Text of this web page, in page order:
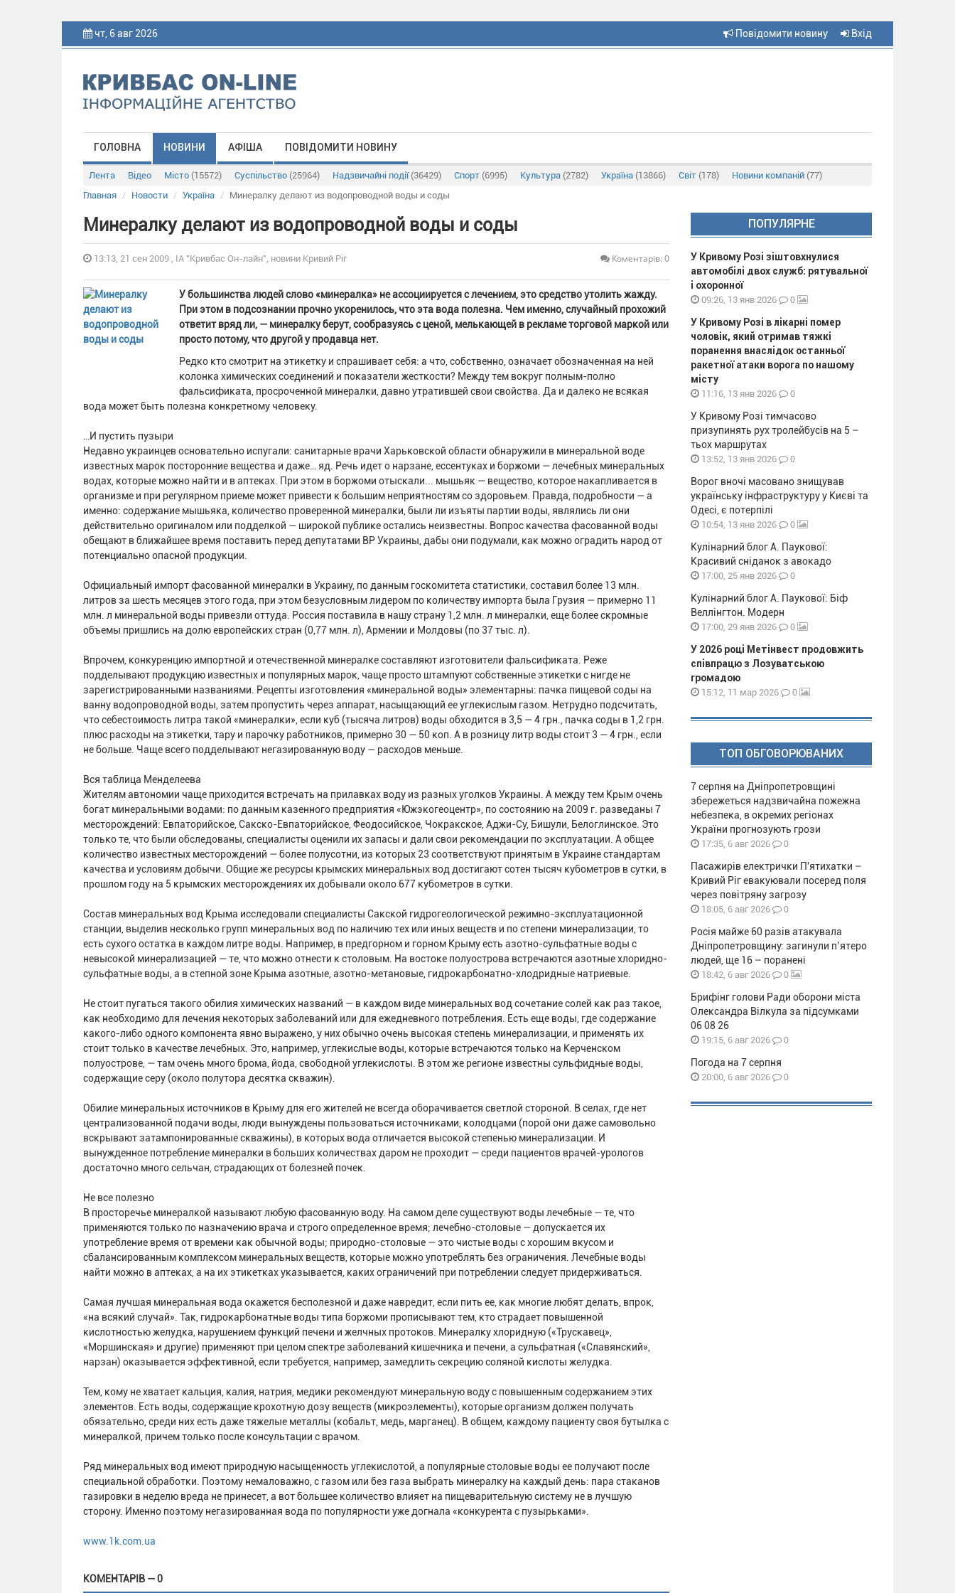
чт, 6 авг 2026 Повідомити новину Вхід
ГОЛОВНА НОВИНИ АФІША ПОВІДОМИТИ НОВИНУ
Лента Відео Місто (15572) Суспільство (25964) Надзвичайні події (36429) Спорт (6995) Культура (2782) Україна (13866) Світ (178) Новини компаній (77)
Главная
Новости Україна Минералку делают из водопроводной воды и соды
Минералку делают из водопроводной воды и соды
13:13, 21 сен 2009 , ІА "Кривбас Он-лайн", новини Кривий Ріг Коментарів: 0
У большинства людей слово «минералка» не ассоциируется с лечением, это средство утолить жажду.
При этом в подсознании прочно укоренилось, что эта вода полезна. Чем именно, случайный прохожий
ответит вряд ли, — минералку берут, сообразуясь с ценой, мелькающей в рекламе торговой маркой или
просто потому, что другой у продавца нет.
Редко кто смотрит на этикетку и спрашивает себя: а что, собственно, означает обозначенная на ней
колонка химических соединений и показатели жесткости? Между тем вокруг полным-полно
фальсификата, просроченной минералки, давно утратившей свои свойства. Да и далеко не всякая
вода может быть полезна конкретному человеку.
…И пустить пузыри
Недавно украинцев основательно испугали: санитарные врачи Харьковской области обнаружили в минеральной воде
известных марок посторонние вещества и даже… яд. Речь идет о нарзане, ессентуках и боржоми — лечебных минеральных
водах, которые можно найти и в аптеках. При этом в боржоми отыскали... мышьяк — вещество, которое накапливается в
организме и при регулярном приеме может привести к большим неприятностям со здоровьем. Правда, подробности — а
именно: содержание мышьяка, количество проверенной минералки, были ли изъяты партии воды, являлись ли они
действительно оригиналом или подделкой — широкой публике остались неизвестны. Вопрос качества фасованной воды
обещают в ближайшее время поставить перед депутатами ВР Украины, дабы они подумали, как можно оградить народ от
потенциально опасной продукции.
Официальный импорт фасованной минералки в Украину, по данным госкомитета статистики, составил более 13 млн.
литров за шесть месяцев этого года, при этом безусловным лидером по количеству импорта была Грузия — примерно 11
млн. л минеральной воды привезли оттуда. Россия поставила в нашу страну 1,2 млн. л минералки, еще более скромные
объемы пришлись на долю европейских стран (0,77 млн. л), Армении и Молдовы (по 37 тыс. л).
Впрочем, конкуренцию импортной и отечественной минералке составляют изготовители фальсификата. Реже
подделывают продукцию известных и популярных марок, чаще просто штампуют собственные этикетки с нигде не
зарегистрированными названиями. Рецепты изготовления «минеральной воды» элементарны: пачка пищевой соды на
ванну водопроводной воды, затем пропустить через аппарат, насыщающий ее углекислым газом. Нетрудно подсчитать,
что себестоимость литра такой «минералки», если куб (тысяча литров) воды обходится в 3,5 — 4 грн., пачка соды в 1,2 грн.
плюс расходы на этикетки, тару и парочку работников, примерно 30 — 50 коп. А в розницу литр воды стоит 3 — 4 грн., если
не больше. Чаще всего подделывают негазированную воду — расходов меньше.
Вся таблица Менделеева
Жителям автономии чаще приходится встречать на прилавках воду из разных уголков Украины. А между тем Крым очень
богат минеральными водами: по данным казенного предприятия «Южэкогеоцентр», по состоянию на 2009 г. разведаны 7
месторождений: Евпаторийское, Сакско-Евпаторийское, Феодосийское, Чокракское, Аджи-Су, Бишули, Белоглинское. Это
только те, что были обследованы, специалисты оценили их запасы и дали свои рекомендации по эксплуатации. А общее
количество известных месторождений — более полусотни, из которых 23 соответствуют принятым в Украине стандартам
качества и условиям добычи. Общие же ресурсы крымских минеральных вод достигают сотен тысяч кубометров в сутки, в
прошлом году на 5 крымских месторождениях их добывали около 677 кубометров в сутки.
Состав минеральных вод Крыма исследовали специалисты Сакской гидрогеологической режимно-эксплуатационной
станции, выделив несколько групп минеральных вод по наличию тех или иных веществ и по степени минерализации, то
есть сухого остатка в каждом литре воды. Например, в предгорном и горном Крыму есть азотно-сульфатные воды с
невысокой минерализацией — те, что можно отнести к столовым. На востоке полуострова встречаются азотные хлоридно-
сульфатные воды, а в степной зоне Крыма азотные, азотно-метановые, гидрокарбонатно-хлодридные натриевые.
Не стоит пугаться такого обилия химических названий — в каждом виде минеральных вод сочетание солей как раз такое,
как необходимо для лечения некоторых заболеваний или для ежедневного потребления. Есть еще воды, где содержание
какого-либо одного компонента явно выражено, у них обычно очень высокая степень минерализации, и применять их
стоит только в качестве лечебных. Это, например, углекислые воды, которые встречаются только на Керченском
полуострове, — там очень много брома, йода, свободной углекислоты. В этом же регионе известны сульфидные воды,
содержащие серу (около полутора десятка скважин).
Обилие минеральных источников в Крыму для его жителей не всегда оборачивается светлой стороной. В селах, где нет
централизованной подачи воды, люди вынуждены пользоваться источниками, колодцами (порой они даже самовольно
вскрывают затампонированные скважины), в которых вода отличается высокой степенью минерализации. И
вынужденное потребление минералки в больших количествах даром не проходит — среди пациентов врачей-урологов
достаточно много сельчан, страдающих от болезней почек.
Не все полезно
В просторечье минералкой называют любую фасованную воду. На самом деле существуют воды лечебные — те, что
применяются только по назначению врача и строго определенное время; лечебно-столовые — допускается их
употребление время от времени как обычной воды; природно-столовые — это чистые воды с хорошим вкусом и
сбалансированным комплексом минеральных веществ, которые можно употреблять без ограничения. Лечебные воды
найти можно в аптеках, а на их этикетках указывается, каких ограничений при потреблении следует придерживаться.
Самая лучшая минеральная вода окажется бесполезной и даже навредит, если пить ее, как многие любят делать, впрок,
«на всякий случай». Так, гидрокарбонатные воды типа боржоми прописывают тем, кто страдает повышенной
кислотностью желудка, нарушением функций печени и желчных протоков. Минералку хлоридную («Трускавец»,
«Моршинская» и другие) применяют при целом спектре заболеваний кишечника и печени, а сульфатная («Славянский»,
нарзан) оказывается эффективной, если требуется, например, замедлить секрецию соляной кислоты желудка.
Тем, кому не хватает кальция, калия, натрия, медики рекомендуют минеральную воду с повышенным содержанием этих
элементов. Есть воды, содержащие крохотную дозу веществ (микроэлементы), которые организм должен получать
обязательно, среди них есть даже тяжелые металлы (кобальт, медь, марганец). В общем, каждому пациенту своя бутылка с
минералкой, причем только после консультации с врачом.
Ряд минеральных вод имеют природную насыщенность углекислотой, а популярные столовые воды ее получают после
специальной обработки. Поэтому немаловажно, с газом или без газа выбрать минералку на каждый день: пара стаканов
газировки в неделю вреда не принесет, а вот большее количество влияет на пищеварительную систему не в лучшую
сторону. Именно поэтому негазированная вода по популярности уже догнала «конкурента с пузырьками».
www.1k.com.ua
КОМЕНТАРІВ — 0
ПОПУЛЯРНЕ
У Кривому Розі зіштовхнулися
автомобілі двох служб: рятувальної
і охоронної
09:26, 13 янв 2026 0
У Кривому Розі в лікарні помер
чоловік, який отримав тяжкі
поранення внаслідок останньої
ракетної атаки ворога по нашому
місту
11:16, 13 янв 2026 0
У Кривому Розі тимчасово
призупинять рух тролейбусів на 5 –
тьох маршрутах
13:52, 13 янв 2026 0
Ворог вночі масовано знищував
українську інфраструктуру у Києві та
Одесі, є потерпілі
10:54, 13 янв 2026 0
Кулінарний блог А. Паукової:
Красивий сніданок з авокадо
17:00, 25 янв 2026 0
Кулінарний блог А. Паукової: Біф
Веллінгтон. Модерн
17:00, 29 янв 2026 0
У 2026 році Метінвест продовжить
співпрацю з Лозуватською
громадою
15:12, 11 мар 2026 0
ТОП ОБГОВОРЮВАНИХ
7 серпня на Дніпропетровщині
збережеться надзвичайна пожежна
небезпека, в окремих регіонах
України прогнозують грози
17:35, 6 авг 2026 0
Пасажирів електрички П'ятихатки –
Кривий Ріг евакуювали посеред поля
через повітряну загрозу
18:05, 6 авг 2026 0
Росія майже 60 разів атакувала
Дніпропетровщину: загинули п’ятеро
людей, ще 16 – поранені
18:42, 6 авг 2026 0
Брифінг голови Ради оборони міста
Олександра Вілкула за підсумками
06 08 26
19:15, 6 авг 2026 0
Погода на 7 серпня
20:00, 6 авг 2026 0